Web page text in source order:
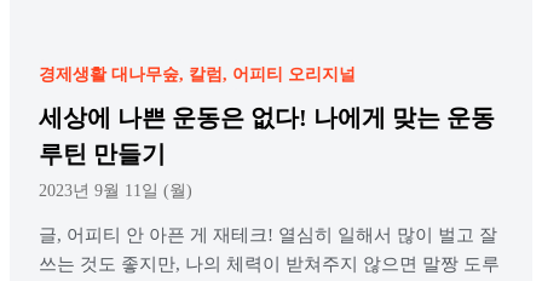
경제생활 대나무숲 칼럼 어피티 오리지널
세상에 나쁜 운동은 없다! 나에게 맞는 운동
루틴 만들기
2023년 9월 11일 (월)
글, 어피티 안 아픈 게 재테크! 열심히 일해서 많이 벌고 잘
쓰는 것도 좋지만, 나의 체력이 받쳐주지 않으면 말짱 도루